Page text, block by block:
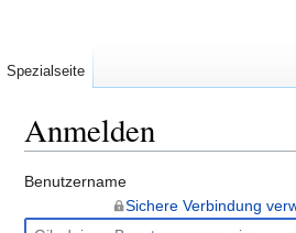
Anmelden
Zur
springen
Zur
springen
Benutzername
Sichere Verbindung
Spezialseite